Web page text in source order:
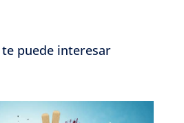
puede interesar